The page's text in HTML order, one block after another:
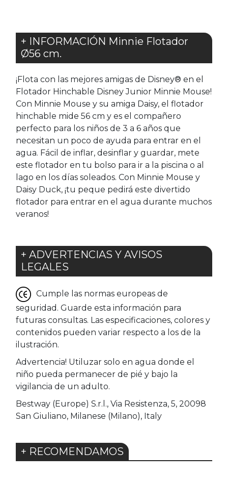
+ INFORMACIÓN Minnie Flotador
Ø56 cm.
¡Flota con las mejores amigas de Disney® en el
Flotador Hinchable Disney Junior Minnie Mouse!
Con Minnie Mouse y su amiga Daisy, el flotador
hinchable mide 56 cm y es el compañero
perfecto para los niños de 3 a 6 años que
necesitan un poco de ayuda para entrar en el
agua. Fácil de inflar, desinflar y guardar, mete
este flotador en tu bolso para ir a la piscina o al
lago en los días soleados. Con Minnie Mouse y
Daisy Duck, ¡tu peque pedirá este divertido
flotador para entrar en el agua durante muchos
veranos!
+ ADVERTENCIAS Y AVISOS
LEGALES
Cumple las normas europeas de
seguridad. Guarde esta información para
futuras consultas. Las especificaciones, colores y
contenidos pueden variar respecto a los de la
ilustración.
Advertencia! Utiluzar solo en agua donde el
niño pueda permanecer de pié y bajo la
vigilancia de un adulto.
Bestway (Europe) S.r.l., Via Resistenza, 5, 20098
San Giuliano, Milanese (Milano), Italy
+ RECOMENDAMOS